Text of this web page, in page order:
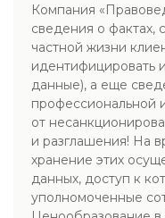
Компания
сведения о фактах,
частной жизни
идентифицировать
данные), а еще
профессиональной
от
и разглашения! На
хранение этих
данных, доступ к
уполномоченные